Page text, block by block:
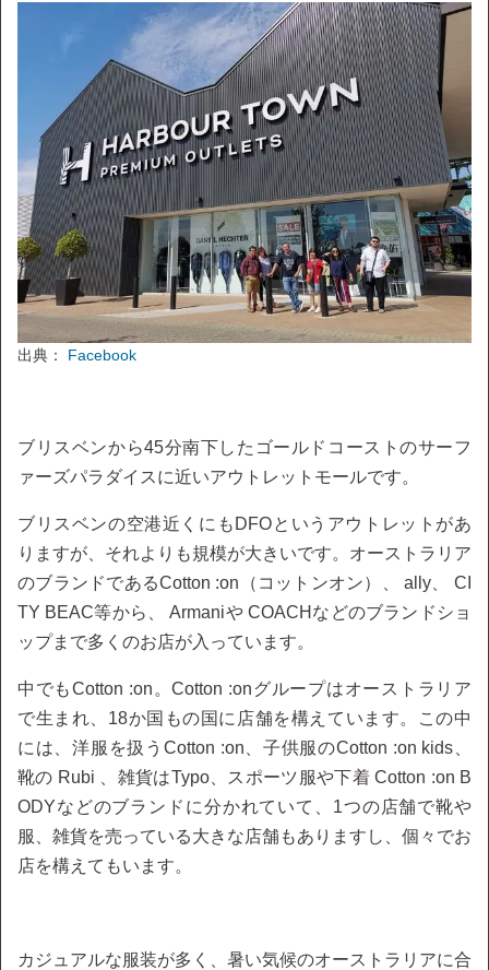
出典： Facebook
ブリスベンから45分南下したゴールドコーストのサーフ
ァーズパラダイスに近いアウトレットモールです。
ブリスベンの空港近くにもDFOというアウトレットがあ
りますが、それよりも規模が大きいです。オーストラリア
のブランドであるCotton :on（コットンオン）、 ally、 CI
TY BEAC等から、 Armaniや COACHなどのブランドショ
ップまで多くのお店が入っています。
中でもCotton :on。Cotton :onグループはオーストラリア
で生まれ、18か国もの国に店舗を構えています。この中
には、洋服を扱うCotton :on、子供服のCotton :on kids、
靴の Rubi 、雑貨はTypo、スポーツ服や下着 Cotton :on B
ODYなどのブランドに分かれていて、1つの店舗で靴や
服、雑貨を売っている大きな店舗もありますし、個々でお
店を構えてもいます。
カジュアルな服装が多く、暑い気候のオーストラリアに合